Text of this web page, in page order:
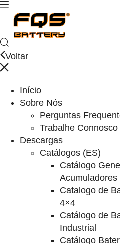
Voltar
Início
Sobre Nós
Perguntas
Trabalhe Connosco
Descargas
Catálogos (ES)
Catálogo
Acumuladores
Catalogo de
4×4
Catálogo de
Industrial
Catálogo